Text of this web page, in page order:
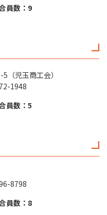
員数：9
児玉商工会）
1948
員数：5
8798
員数：8